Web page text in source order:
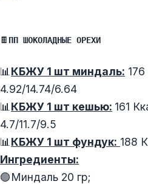
🍫 ПП ШОКОЛАДНЫЕ ОРЕХИ
📊 КБЖУ 1 шт миндаль:
4.92/14.74/6.64
📊 КБЖУ 1 шт кешью: 161
4.7/11.7/9.5
📊 КБЖУ 1 шт фундук: 188
Ингредиенты:
🟢Миндаль 20 гр;